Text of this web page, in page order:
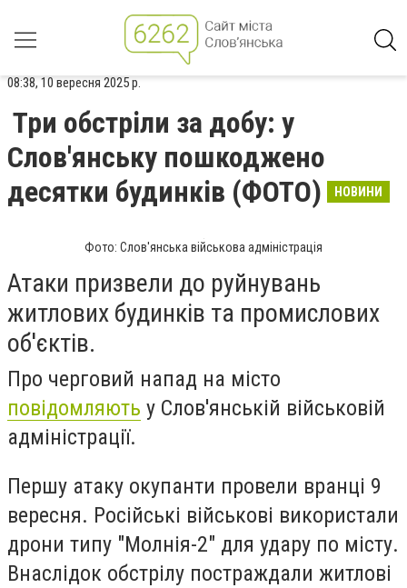
08:38, 10 вересня 2025 р.
Три обстріли за добу: у
Слов'янську пошкоджено
десятки будинків (ФОТО)
НОВИНИ
Фото: Слов'янська військова адміністрація
Атаки призвели до руйнувань
житлових будинків та промислових
об'єктів.
Про черговий напад на місто
повідомляють у Слов'янській військовій
адміністрації.
Першу атаку окупанти провели вранці 9
вересня. Російські військові використали
дрони типу "Молнія-2" для удару по місту.
Внаслідок обстрілу постраждали житлові